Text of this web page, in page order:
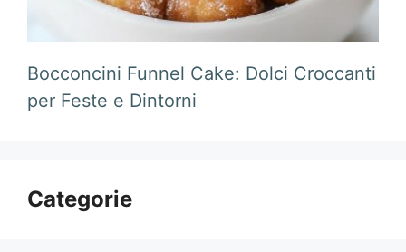
Bocconcini Funnel Cake: Dolci Croccanti
per Feste e Dintorni
Categorie